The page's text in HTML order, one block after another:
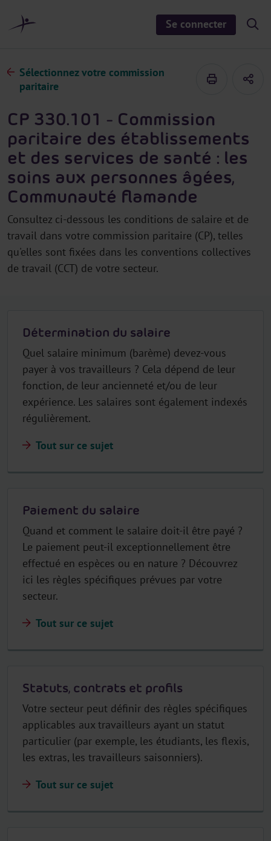
Se connecter
S
i
r
c
h
Sélectionnez votre commission
paritaire
CP 330.101 - Commission
paritaire des établissements
et des services de santé : les
soins aux personnes âgées,
Communauté flamande
Consultez ci-dessous les conditions de salaire et de
travail dans votre commission paritaire (CP), telles
qu'elles sont fixées dans les conventions collectives
de travail (CCT) de votre secteur.
Détermination du salaire
Quel salaire minimum (barème) devez-vous
payer à vos travailleurs ? Cela dépend de leur
fonction, de leur ancienneté et/ou de leur
expérience. Les salaires sont également indexés
régulièrement.
Tout sur ce sujet
Paiement du salaire
Quand et comment le salaire doit-il être payé ?
Le paiement peut-il exceptionnellement être
effectué en espèces ou en nature ? Découvrez
ici les règles spécifiques prévues par votre
secteur.
Tout sur ce sujet
Statuts, contrats et profils
Votre secteur peut définir des règles spécifiques
applicables aux travailleurs ayant un statut
particulier (par exemple, les étudiants, les flexis,
les extras, les travailleurs saisonniers).
Tout sur ce sujet